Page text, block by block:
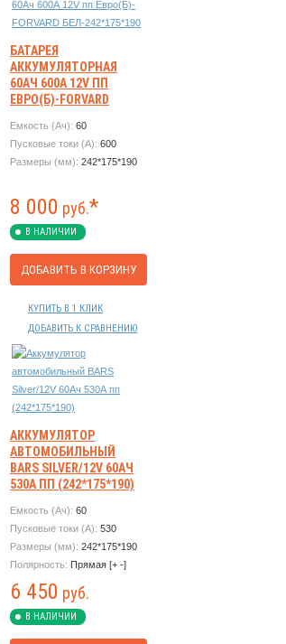
БАТАРЕЯ
АККУМУЛЯТОРНАЯ
60АЧ 600А 12V ПП
ЕВРО(Б)-FORVARD
Емкость (Ач): 60
Пусковые токи (А): 600
Размеры (мм): 242*175*190
8 000 руб.*
В НАЛИЧИИ
ДОБАВИТЬ В КОРЗИНУ
КУПИТЬ В 1 КЛИК
ДОБАВИТЬ К СРАВНЕНИЮ
АККУМУЛЯТОР
АВТОМОБИЛЬНЫЙ
BARS SILVER/12V 60АЧ
530А ПП (242*175*190)
Емкость (Ач): 60
Пусковые токи (А): 530
Размеры (мм): 242*175*190
Полярность: Прямая [+ -]
6 450 руб.
В НАЛИЧИИ